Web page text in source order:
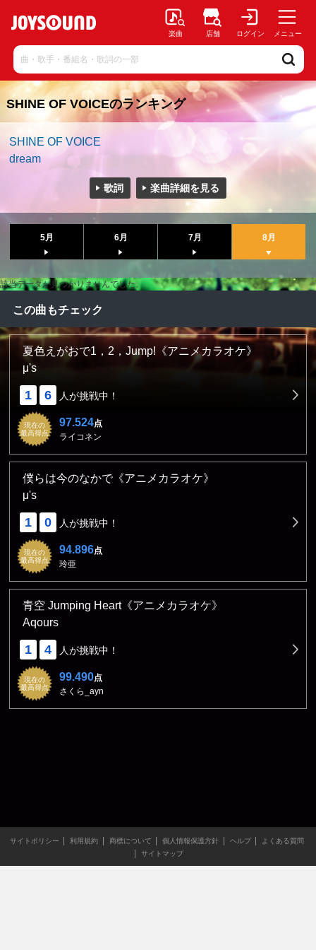
楽曲 店舗 ログイン メニュー
SHINE OF VOICEのランキング
SHINE OF VOICE
dream
歌詞 楽曲詳細を見る
5月 6月 7月 8月
該当データが見つかりませんでした。
この曲もチェック
夏色えがおで1，2，Jump!《アニメカラオケ》
μ's
1 6 人が挑戦中！
現在の
最高得点
97.524点
ライコネン
僕らは今のなかで《アニメカラオケ》
μ's
1 0 人が挑戦中！
現在の
最高得点
94.896点
玲亜
青空 Jumping Heart《アニメカラオケ》
Aqours
1 4 人が挑戦中！
現在の
最高得点
99.490点
さくら_ayn
サイトポリシー 利用規約 商標について 個人情報保護方針 ヘルプ
よくある質問
サイトマップ